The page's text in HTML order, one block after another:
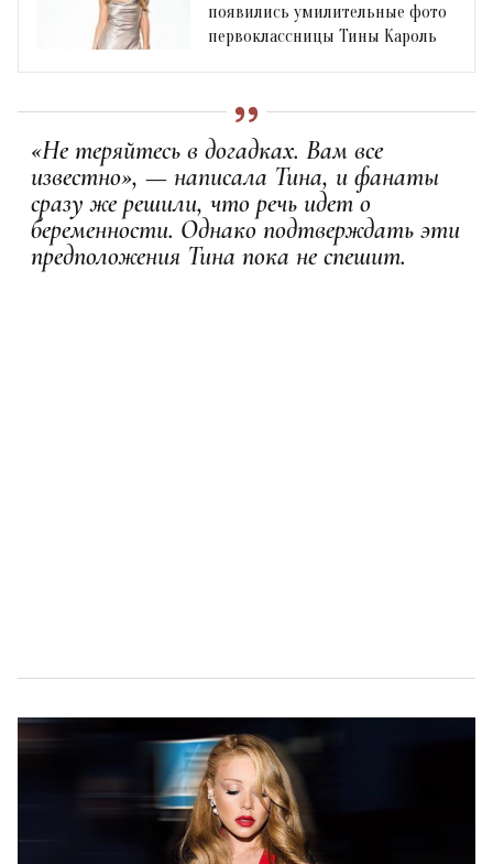
появились умилительные фото
первоклассницы Тины Кароль
«Не теряйтесь в догадках. Вам все
известно», — написала Тина, и фанаты
сразу же решили, что речь идет о
беременности. Однако подтверждать эти
предположения Тина пока не спешит.